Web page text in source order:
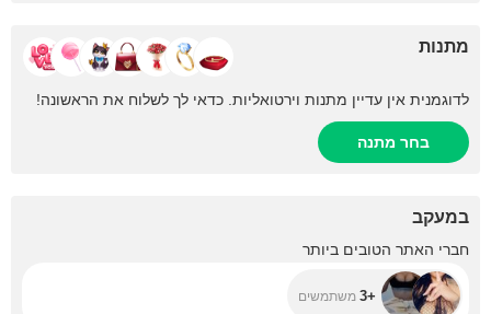
מתנות
לדוגמנית אין עדיין מתנות וירטואליות. כדאי לך לשלוח את הראשונה!
בחר מתנה
במעקב
חברי האתר הטובים ביותר
+3
+3 משתמשים